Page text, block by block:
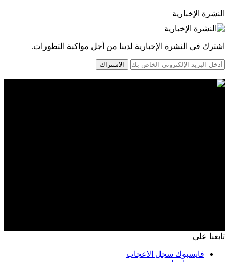
النشرة الإخبارية
اشترك في النشرة الإخبارية لدينا من أجل مواكبة التطورات.
الاشتراك
تابعنا على
فايسبوك سجل الاعجاب